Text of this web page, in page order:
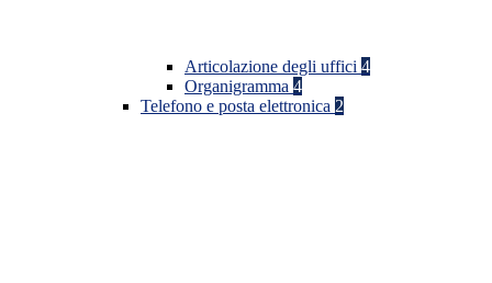
Articolazione degli uffici 4
Organigramma 4
Telefono e posta elettronica 2